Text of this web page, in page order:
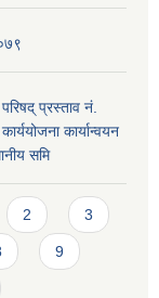
परिषद् प्रस्ताव नं.
कार्यान्वयन
समि
2 3
9